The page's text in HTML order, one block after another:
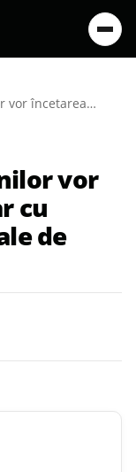
Majoritatea ucrainenilor vor încetarea focului, dar cu garanții internaționale de securitate
vor
cu
de